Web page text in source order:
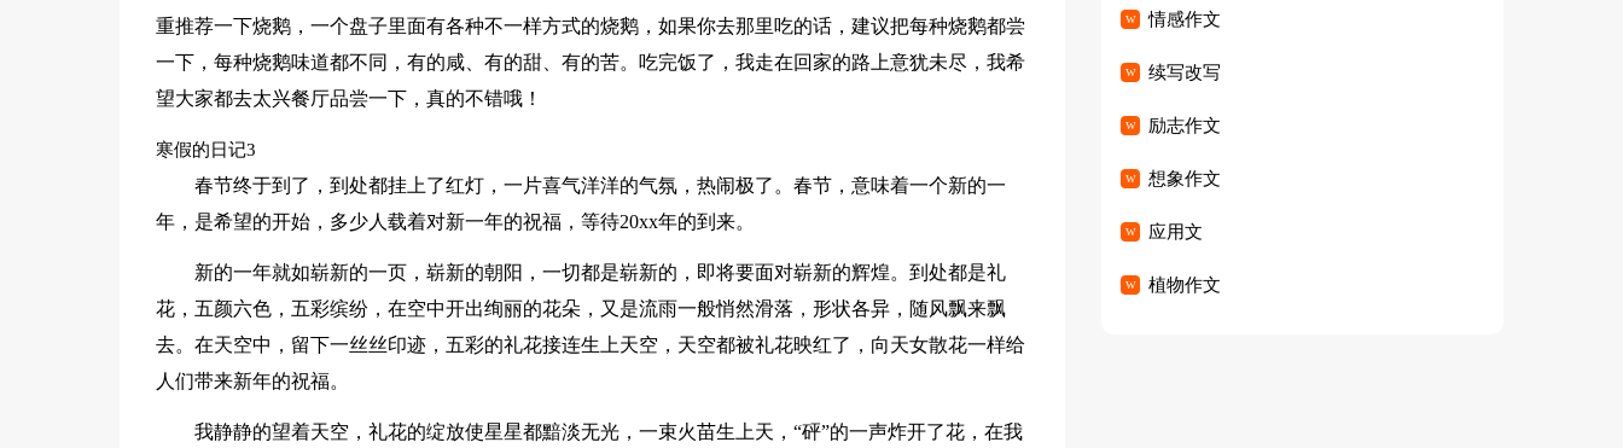
重推荐一下烧鹅，一个盘子里面有各种不一样方式的烧鹅，如果你去那里吃的话，建议把每种烧鹅都尝
一下，每种烧鹅味道都不同，有的咸、有的甜、有的苦。吃完饭了，我走在回家的路上意犹未尽，我希
望大家都去太兴餐厅品尝一下，真的不错哦！
寒假的日记3
春节终于到了，到处都挂上了红灯，一片喜气洋洋的气氛，热闹极了。春节，意味着一个新的一
年，是希望的开始，多少人载着对新一年的祝福，等待20xx年的到来。
新的一年就如崭新的一页，崭新的朝阳，一切都是崭新的，即将要面对崭新的辉煌。到处都是礼
花，五颜六色，五彩缤纷，在空中开出绚丽的花朵，又是流雨一般悄然滑落，形状各异，随风飘来飘
去。在天空中，留下一丝丝印迹，五彩的礼花接连生上天空，天空都被礼花映红了，向天女散花一样给
人们带来新年的祝福。
我静静的望着天空，礼花的绽放使星星都黯淡无光，一束火苗生上天，“砰”的一声炸开了花，在我
情感作文
续写改写
励志作文
想象作文
应用文
植物作文